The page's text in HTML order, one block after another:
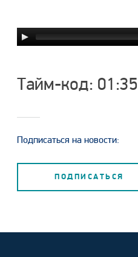
Тайм-код: 01:35
Подписаться на новости:
ПОДПИСАТЬСЯ